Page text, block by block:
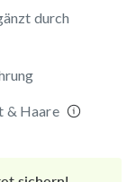
durch
& Haare